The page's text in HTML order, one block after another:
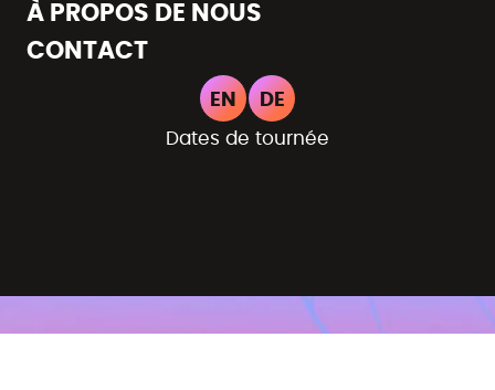
À PROPOS DE NOUS
CONTACT
EN DE
Dates de tournée